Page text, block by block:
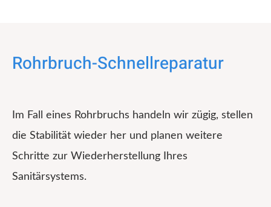
Rohrbruch-Schnellreparatur
Im Fall eines Rohrbruchs handeln wir zügig, stellen
die Stabilität wieder her und planen weitere
Schritte zur Wiederherstellung Ihres
Sanitärsystems.